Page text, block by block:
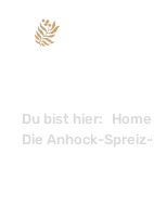
springen
Du bist hier: Home
Die Anhock-